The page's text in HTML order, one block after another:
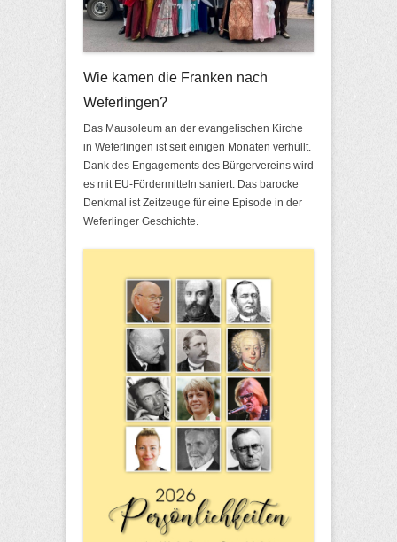
Wie kamen die Franken nach
Weferlingen?
Das Mausoleum an der evangelischen Kirche
in Weferlingen ist seit einigen Monaten verhüllt.
Dank des Engagements des Bürgervereins wird
es mit EU-Fördermitteln saniert. Das barocke
Denkmal ist Zeitzeuge für eine Episode in der
Weferlinger Geschichte.